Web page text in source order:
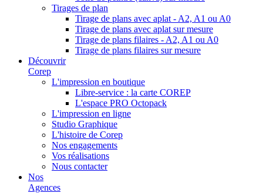
Tirages de plan
Tirage de plans avec aplat - A2, A1 ou A0
Tirage de plans avec aplat sur mesure
Tirage de plans filaires - A2, A1 ou A0
Tirage de plans filaires sur mesure
Découvrir
Corep
L'impression en boutique
Libre-service : la carte COREP
L'espace PRO Octopack
L'impression en ligne
Studio Graphique
L'histoire de Corep
Nos engagements
Vos réalisations
Nous contacter
Nos
Agences